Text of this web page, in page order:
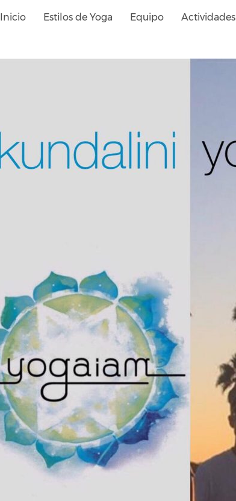
Inicio Estilos de Yoga Equipo Actividades